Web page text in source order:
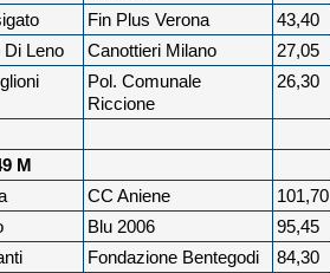
Fin Plus Verona
43,40
Di Leno Canottieri Milano
27,05
Pol. Comunale
Riccione
26,30
M
CC Aniene
101,70
Blu 2006
95,45
Fondazione Bentegodi
84,30